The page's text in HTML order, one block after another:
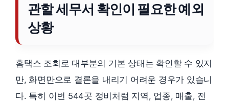
관할 세무서 확인이 필요한 예외
상황
홈택스 조회로 대부분의 기본 상태는 확인할 수 있지
만, 화면만으로 결론을 내리기 어려운 경우가 있습니
다. 특히 이번 544곳 정비처럼 지역, 업종, 매출, 전